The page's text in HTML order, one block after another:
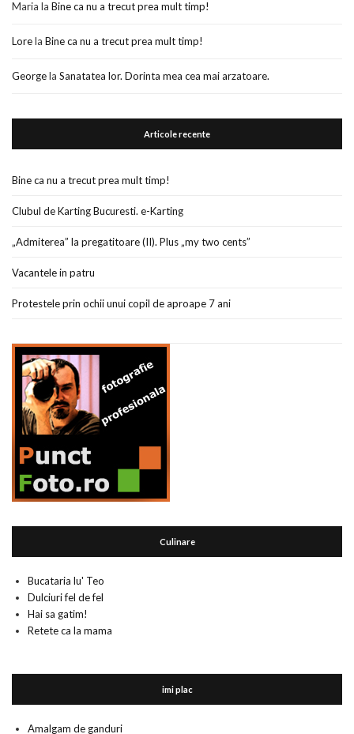
Maria la Bine ca nu a trecut prea mult timp!
Lorela Bine ca nu a trecut prea mult timp!
Georgela Sanatatea lor. Dorinta mea cea mai arzatoare.
Articole recente
Bine ca nu a trecut prea mult timp!
Clubul de Karting Bucuresti. e-Karting
„Admiterea” la pregatitoare (II). Plus „my two cents”
Vacantele in patru
Protestele prin ochii unui copil de aproape 7 ani
Culinare
Bucataria lu' Teo
Dulciuri fel de fel
Hai sa gatim!
Retete ca la mama
imi plac
Amalgam de ganduri